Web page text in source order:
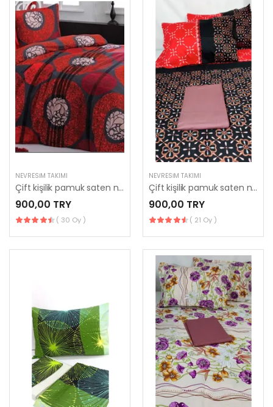
NEVRESIM TAKIMI
Çift kişilik pamuk saten nevresim takımı
900,00 TRY
( 30 Oy )
NEVRESIM TAKIMI
Çift kişilik pamuk saten nevresim takımı
900,00 TRY
( 21 Oy )